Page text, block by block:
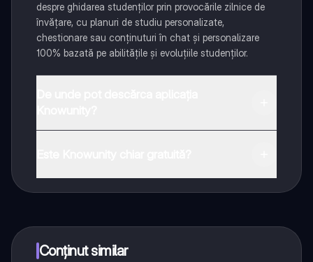
despre ghidarea studenților prin provocările zilnice de
învățare, cu planuri de studiu personalizate,
chestionare sau conținuturi în chat și personalizare
100% bazată pe abilitățile și evoluțiile studenților.
Conținut similar